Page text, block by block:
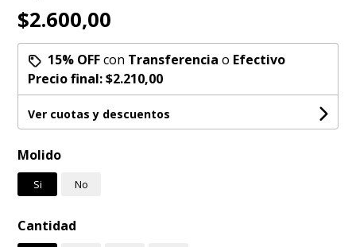
$2.600,00
15% OFFcon Transferencia o Efectivo
Precio final:$2.210,00
Ver cuotas y descuentos
Molido
Si No
Cantidad